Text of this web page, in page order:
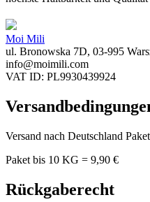
Moi Mili
ul. Bronowska 7D, 03-995
info@moimili.com
VAT ID: PL9930439924
Versand nach Deutschland
Paket bis 10 KG = 9,90 €
Rückgaberecht